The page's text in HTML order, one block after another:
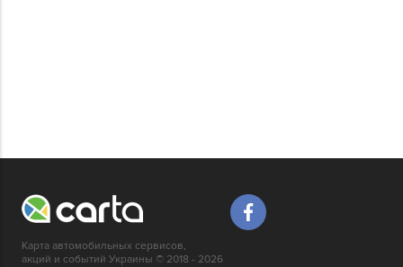
Карта автомобильных сервисов,
акций и событий Украины © 2018 - 2026